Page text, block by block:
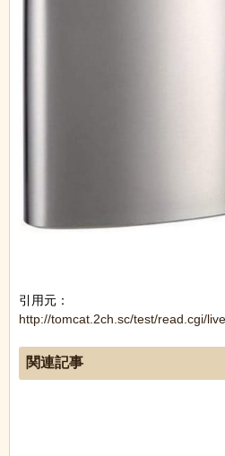
引用元：
http://tomcat.2ch.sc/test/read.cgi/
関連記事